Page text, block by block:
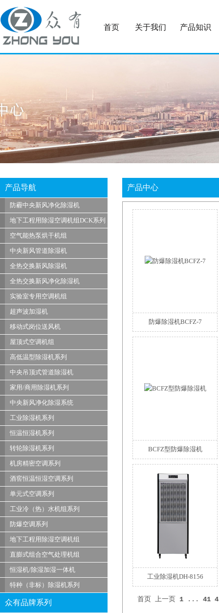
首页 关于我们 产品知识
产品导航
防霾中央新风净化除湿机
地下工程用除湿空调机组DCK系列
空气能热泵烘干机组
中央新风管道除湿机
全热交换新风除湿机
全热交换新风净化除湿机
实验室专用空调机组
超声波加湿机
移动式岗位送风机
屋顶式空调机组
高低温型除湿机系列
中央吊顶式管道除湿机
家用/商用除湿机系列
中央新风净化除湿系统
工业除湿机系列
恒温恒湿机系列
转轮除湿机系列
机房精密空调系列
酒窖恒温恒湿空调系列
单元式空调系列
工业冷（热）水机组系列
防爆空调系列
地下工程用除湿空调机组
直膨式组合空气处理机组
恒湿机/除湿加湿一体机
特种（非标）除湿机系列
众有品牌系列
产品中心
防爆除湿机BCFZ-7
BCFZ型防爆除湿机
工业除湿机DH-8156
首页 上一页 1 ... 41